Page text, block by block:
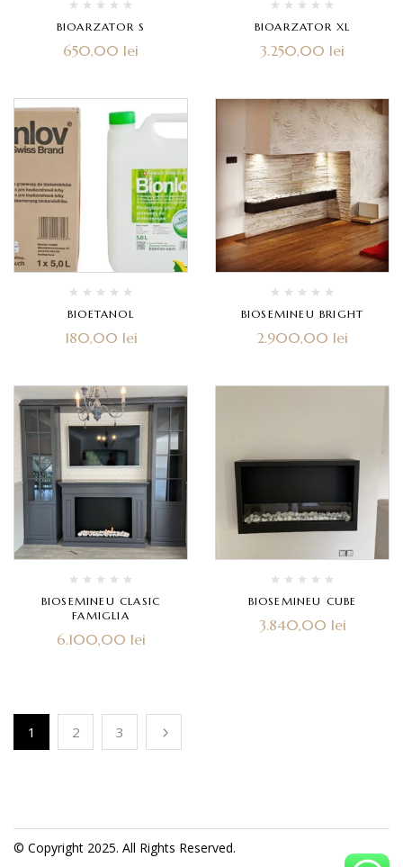
BIOARZATOR S
650,00 lei
BIOARZATOR XL
3.250,00 lei
BIOETANOL
180,00 lei
BIOSEMINEU BRIGHT
2.900,00 lei
BIOSEMINEU CLASIC
FAMIGLIA
6.100,00 lei
BIOSEMINEU CUBE
3.840,00 lei
1 2 3
© Copyright 2025. All Rights Reserved.